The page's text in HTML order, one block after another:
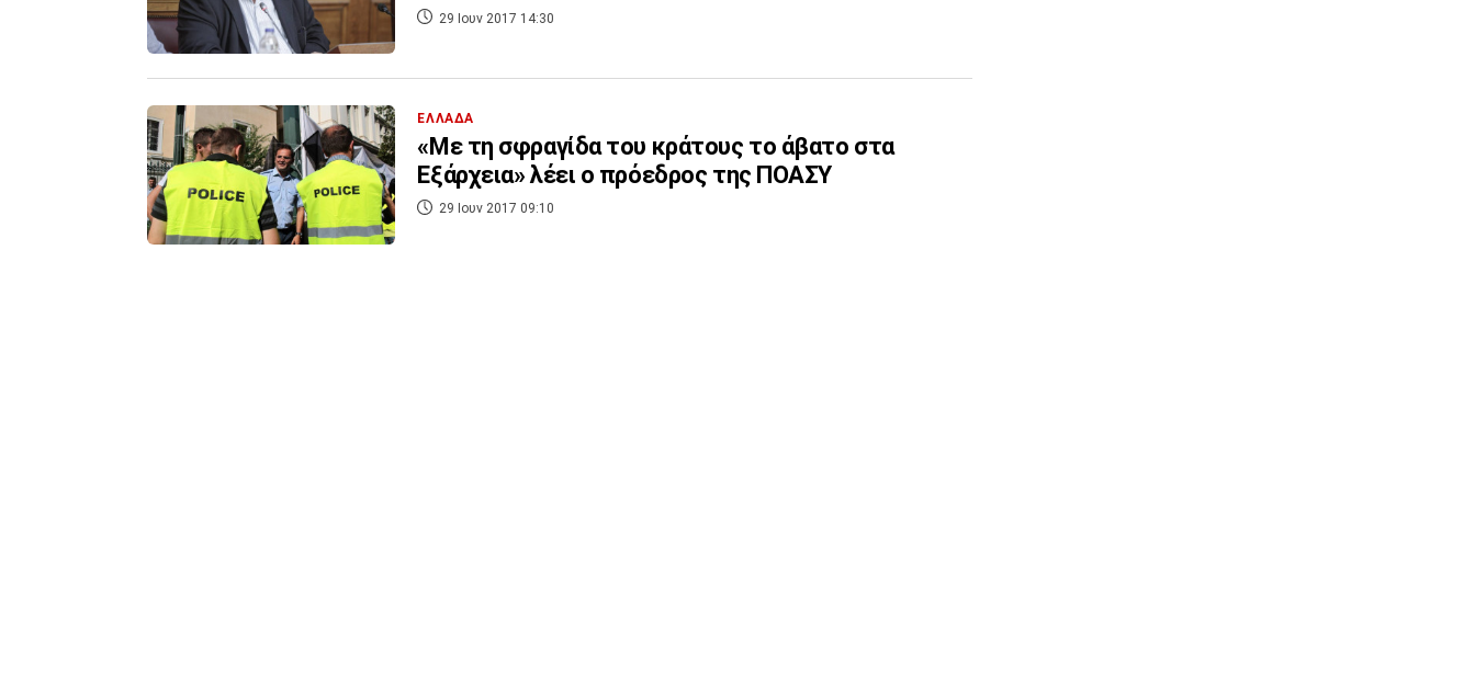
29 Ιουν 2017 14:30
ΕΛΛΑΔΑ
«Με τη σφραγίδα του κράτους το άβατο στα
Εξάρχεια» λέει ο πρόεδρος της ΠΟΑΣΥ
29 Ιουν 2017 09:10